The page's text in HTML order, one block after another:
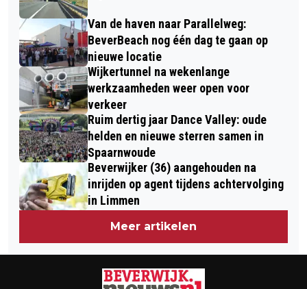
Van de haven naar Parallelweg:
BeverBeach nog één dag te gaan op
nieuwe locatie
Wijkertunnel na wekenlange
werkzaamheden weer open voor
verkeer
Ruim dertig jaar Dance Valley: oude
helden en nieuwe sterren samen in
Spaarnwoude
Beverwijker (36) aangehouden na
inrijden op agent tijdens achtervolging
in Limmen
Meer artikelen